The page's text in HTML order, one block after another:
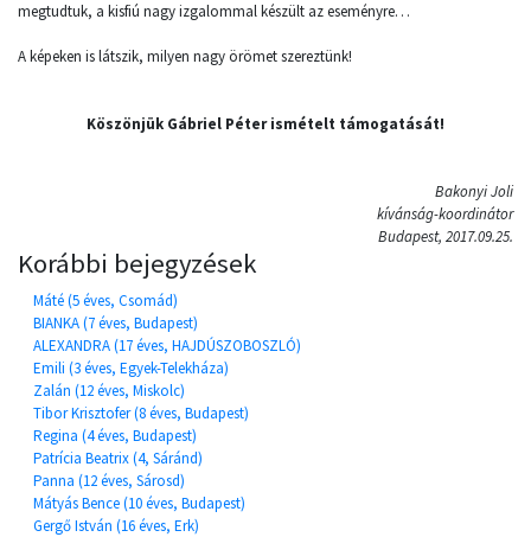
megtudtuk, a kisfiú nagy izgalommal készült az eseményre…
A képeken is látszik, milyen nagy örömet szereztünk!
Köszönjük Gábriel Péter ismételt támogatását!
Bakonyi Joli
kívánság-koordinátor
Budapest, 2017.09.25.
Korábbi bejegyzések
Máté (5 éves, Csomád)
BIANKA (7 éves, Budapest)
ALEXANDRA (17 éves, HAJDÚSZOBOSZLÓ)
Emili (3 éves, Egyek-Telekháza)
Zalán (12 éves, Miskolc)
Tibor Krisztofer (8 éves, Budapest)
Regina (4 éves, Budapest)
Patrícia Beatrix (4, Sáránd)
Panna (12 éves, Sárosd)
Mátyás Bence (10 éves, Budapest)
Gergő István (16 éves, Erk)